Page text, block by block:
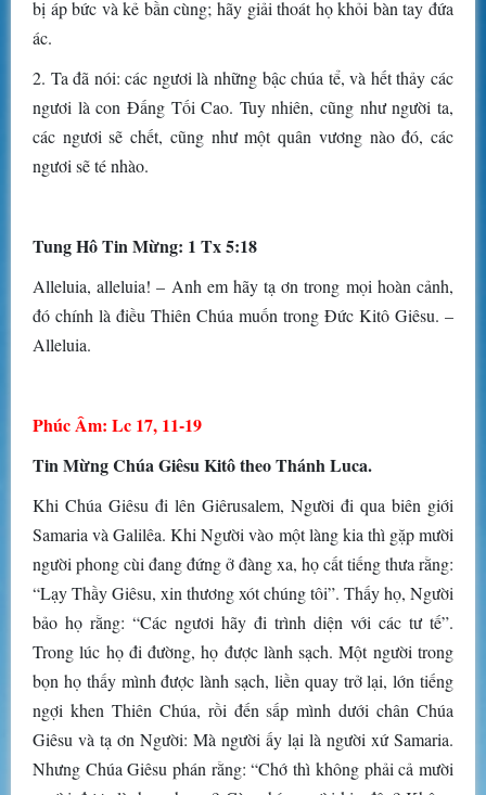
bị áp bức và kẻ bần cùng; hãy giải thoát họ khỏi bàn tay đứa
ác.
2. Ta đã nói: các ngươi là những bậc chúa tể, và hết thảy các
ngươi là con Ðấng Tối Cao. Tuy nhiên, cũng như người ta,
các ngươi sẽ chết, cũng như một quân vương nào đó, các
ngươi sẽ té nhào.
Tung Hô Tin Mừng: 1 Tx 5:18
Alleluia, alleluia! – Anh em hãy tạ ơn trong mọi hoàn cảnh,
đó chính là điều Thiên Chúa muốn trong Đức Kitô Giêsu. –
Alleluia.
Phúc Âm: Lc 17, 11-19
Tin Mừng Chúa Giêsu Kitô theo Thánh Luca.
Khi Chúa Giêsu đi lên Giêrusalem, Người đi qua biên giới
Samaria và Galilêa. Khi Người vào một làng kia thì gặp mười
người phong cùi đang đứng ở đàng xa, họ cất tiếng thưa rằng:
“Lạy Thầy Giêsu, xin thương xót chúng tôi”. Thấy họ, Người
bảo họ rằng: “Các ngươi hãy đi trình diện với các tư tế”.
Trong lúc họ đi đường, họ được lành sạch. Một người trong
bọn họ thấy mình được lành sạch, liền quay trở lại, lớn tiếng
ngợi khen Thiên Chúa, rồi đến sấp mình dưới chân Chúa
Giêsu và tạ ơn Người: Mà người ấy lại là người xứ Samaria.
Nhưng Chúa Giêsu phán rằng: “Chớ thì không phải cả mười